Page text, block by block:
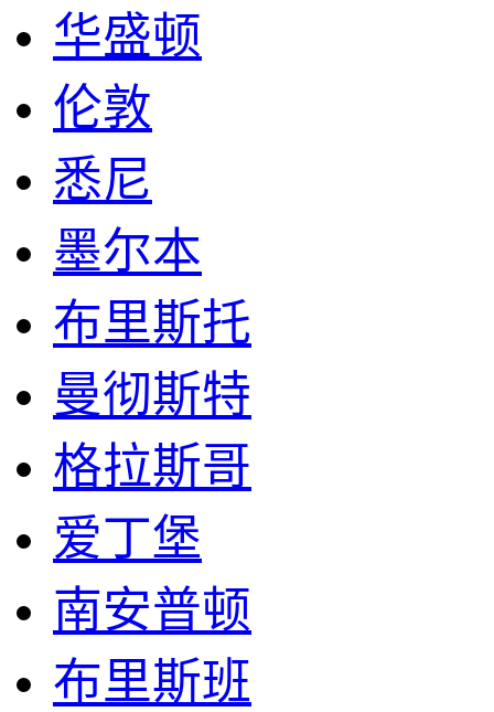
华盛顿
伦敦
悉尼
墨尔本
布里斯托
曼彻斯特
格拉斯哥
爱丁堡
南安普顿
布里斯班